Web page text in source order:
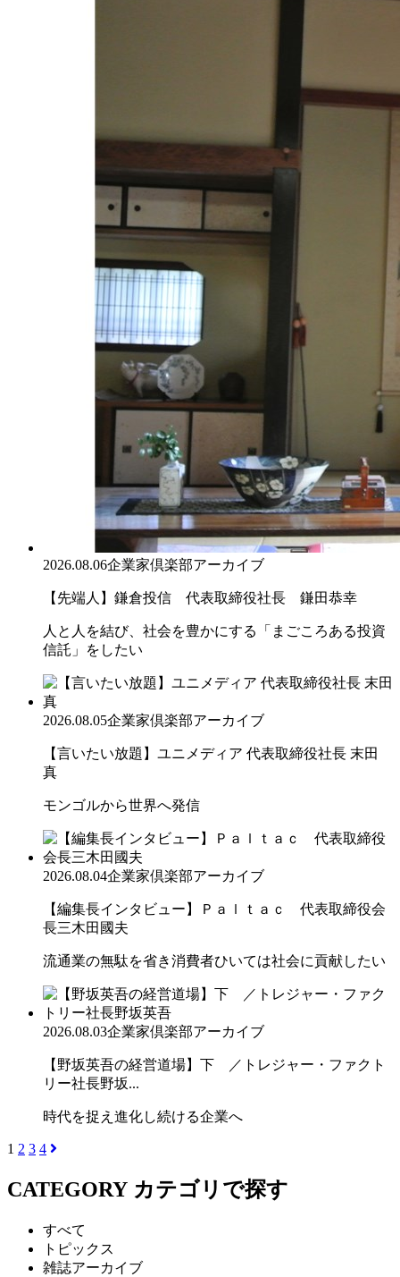
2026.08.06企業家倶楽部アーカイブ
【先端人】鎌倉投信 代表取締役社長 鎌田恭幸
人と人を結び、社会を豊かにする「まごころある投資
信託」をしたい
2026.08.05企業家倶楽部アーカイブ
【言いたい放題】ユニメディア 代表取締役社長 末田
真
モンゴルから世界へ発信
2026.08.04企業家倶楽部アーカイブ
【編集長インタビュー】Ｐａｌｔａｃ 代表取締役会
長三木田國夫
流通業の無駄を省き消費者ひいては社会に貢献したい
2026.08.03企業家倶楽部アーカイブ
【野坂英吾の経営道場】下 ／トレジャー・ファクト
リー社長野坂...
時代を捉え進化し続ける企業へ
1 2 3 4
CATEGORY カテゴリで探す
すべて
トピックス
雑誌アーカイブ